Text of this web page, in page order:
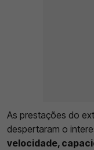
As prestações do
despertaram o
velocidade,